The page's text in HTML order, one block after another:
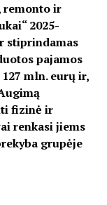
remonto ir
2025-
stiprindamas
pajamos
mln. eurų ir,
fizinė ir
renkasi jiems
grupėje